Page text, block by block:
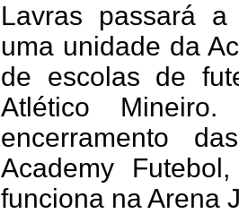
Lavras passará
uma unidade da
de escolas de
Atlético
encerramento
Academy
funciona na Arena